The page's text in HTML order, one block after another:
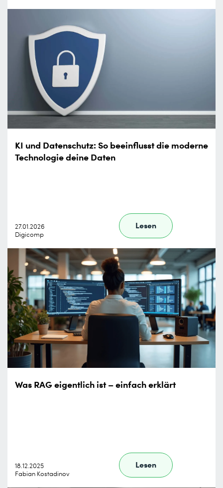
KI und Datenschutz: So beeinflusst die moderne
Technologie deine Daten
27.01.2026
Digicomp
Lesen
Was RAG eigentlich ist – einfach erklärt
18.12.2025
Fabian Kostadinov
Lesen